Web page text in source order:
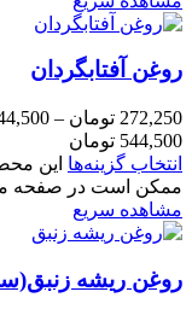
روغن آفتابگردان
272,250 تومان –
544,500 تومان
انتخاب گزینه‌ها این
ممکن است در صفحه
مشاهده سریع
روغن ریشه